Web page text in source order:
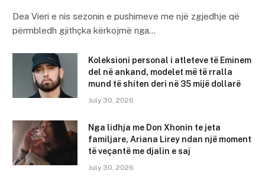
Dea Vieri e nis sezonin e pushimeve me një zgjedhje që
përmbledh gjithçka kërkojmë nga…
Koleksioni personal i atleteve të Eminem
del në ankand, modelet më të rralla
mund të shiten deri në 35 mijë dollarë
July 30, 2026
Nga lidhja me Don Xhonin te jeta
familjare, Ariana Lirey ndan një moment
të veçantë me djalin e saj
July 30, 2026